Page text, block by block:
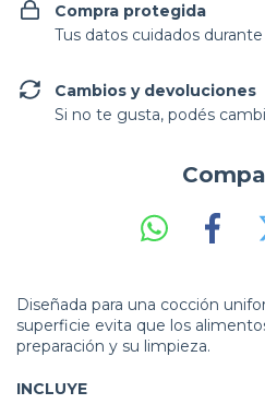
Compra protegida
Tus datos cuidados
Cambios y devoluciones
Si no te gusta, podés
Diseñada para una cocción
superficie evita que los
preparación y su limpieza.
INCLUYE